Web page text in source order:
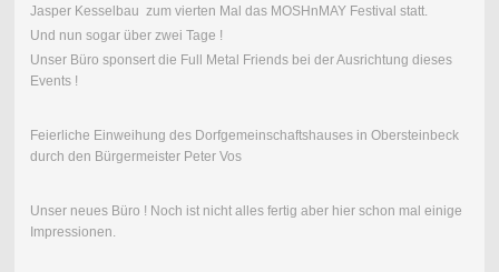
Jasper Kesselbau zum vierten Mal das MOSHnMAY Festival statt.
Und nun sogar über zwei Tage !
Unser Büro sponsert die Full Metal Friends bei der Ausrichtung dieses
Events !
Feierliche Einweihung des Dorfgemeinschaftshauses in Obersteinbeck
durch den Bürgermeister Peter Vos
Unser neues Büro ! Noch ist nicht alles fertig aber hier schon mal einige
Impressionen.